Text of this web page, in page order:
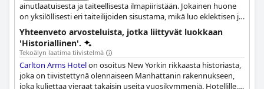
ainutlaatuisesta ja taiteellisesta ilmapiiristään. Jokainen huone
on yksilöllisesti eri taiteilijoiden sisustama, mikä luo eklektisen ja
mukaansatempaavan kokemuksen. Hotelli on pitkään ollut
taiteilijoiden ja boheemien turvapaikka, mikä on edesauttanut
sen omaleimaista luonnetta.
Yhteenveto arvosteluista, jotka liittyvät luokkaan
'Historiallinen'.
Tekoälyn laatima tiivistelmä
Carlton Arms Hotelon osoitus New Yorkin rikkaasta historiasta,
joka on tiivistettynä olennaiseen Manhattanin rakennukseen,
joka kuljettaa vieraat takaisin useita vuosikymmeniä. Hotellille,